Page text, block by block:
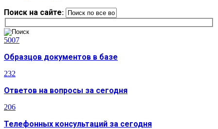
Поиск на сайте:
5007
Образцов документов в базе
232
Ответов на вопросы за сегодня
206
Телефонных консультаций за сегодня